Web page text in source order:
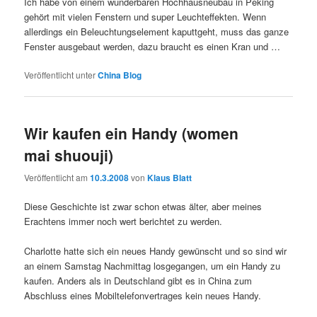
gehört mit vielen Fenstern und super Leuchteffekten. Wenn
allerdings ein Beleuchtungselement kaputtgeht, muss das ganze
Fenster ausgebaut werden, dazu braucht es einen Kran und …
Veröffentlicht unterChina Blog
Wir kaufen ein Handy (women
mai shuouji)
Veröffentlicht am10.3.2008vonKlaus Blatt
Diese Geschichte ist zwar schon etwas älter, aber meines
Erachtens immer noch wert berichtet zu werden.
Charlotte hatte sich ein neues Handy gewünscht und so sind wir
an einem Samstag Nachmittag losgegangen, um ein Handy zu
kaufen. Anders als in Deutschland gibt es in China zum
Abschluss eines Mobiltelefonvertrages kein neues Handy.